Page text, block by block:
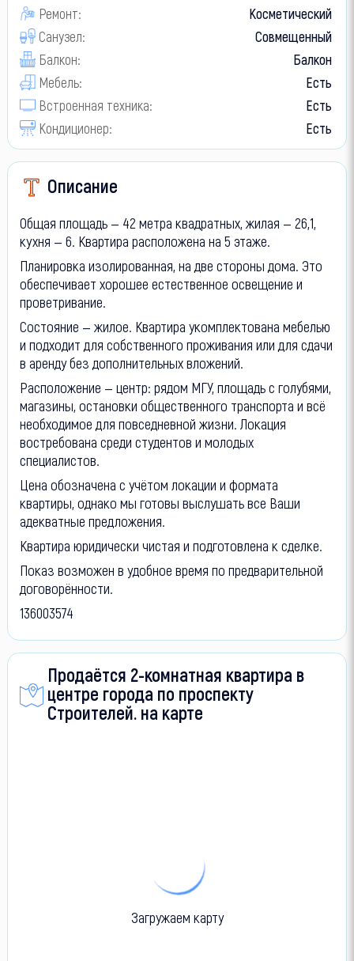
Ремонт:
Косметический
Санузел:
Совмещенный
Балкон:
Балкон
Мебель:
Есть
Встроенная техника:
Есть
Кондиционер:
Есть
Описание
Общая площадь — 42 метра квадратных, жилая — 26,1,
кухня — 6. Квартира расположена на 5 этаже.
Планировка изолированная, на две стороны дома. Это
обеспечивает хорошее естественное освещение и
проветривание.
Состояние — жилое. Квартира укомплектована мебелью
и подходит для собственного проживания или для сдачи
в аренду без дополнительных вложений.
Расположение — центр: рядом МГУ, площадь с голубями,
магазины, остановки общественного транспорта и всё
необходимое для повседневной жизни. Локация
востребована среди студентов и молодых
специалистов.
Цена обозначена с учётом локации и формата
квартиры, однако мы готовы выслушать все Ваши
адекватные предложения.
Квартира юридически чистая и подготовлена к сделке.
Показ возможен в удобное время по предварительной
договорённости.
136003574
Продаётся 2-комнатная квартира в
центре города по проспекту
Строителей. на карте
Загружаем карту